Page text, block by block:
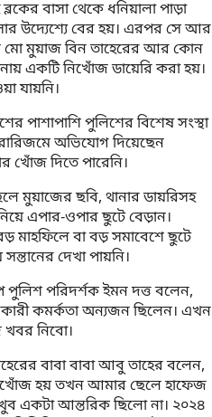
বাসা থেকে ধনিয়ালা পাড়া
উদ্যেশ্যে বের হয়। এরপর সে আর
মো মুয়াজ বিন তাহেরের আর কোন
একটি নিখোঁজ ডায়েরি করা হয়।
যায়নি।
পাশাপাশি পুলিশের বিশেষ সংস্থা
অভিযোগ দিয়েছেন
খোঁজ দিতে পারেনি।
মুয়াজের ছবি, থানার ডায়রিসহ
এপার-ওপার ছুটে বেড়ান।
বা বড় সমাবেশে ছুটে
দেখা পায়নি।
পুলিশ পরিদর্শক ইমন দত্ত বলেন,
কমর্কতা অন্যজন ছিলেন। এখন
নিবো।
বাবা বাবা আবু তাহের বলেন,
হয় তখন আমার ছেলে হাফেজ
একটা আন্তরিক ছিলো না। ২০২৪